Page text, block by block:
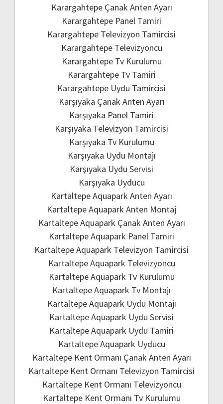
Karargahtepe Çanak Anten Ayarı
Karargahtepe Panel Tamiri
Karargahtepe Televizyon Tamircisi
Karargahtepe Televizyoncu
Karargahtepe Tv Kurulumu
Karargahtepe Tv Tamiri
Karargahtepe Uydu Tamircisi
Karşıyaka Çanak Anten Ayarı
Karşıyaka Panel Tamiri
Karşıyaka Televizyon Tamircisi
Karşıyaka Tv Kurulumu
Karşıyaka Uydu Montajı
Karşıyaka Uydu Servisi
Karşıyaka Uyducu
Kartaltepe Aquapark Anten Ayarı
Kartaltepe Aquapark Anten Montaj
Kartaltepe Aquapark Çanak Anten Ayarı
Kartaltepe Aquapark Panel Tamiri
Kartaltepe Aquapark Televizyon Tamircisi
Kartaltepe Aquapark Televizyoncu
Kartaltepe Aquapark Tv Kurulumu
Kartaltepe Aquapark Tv Montajı
Kartaltepe Aquapark Uydu Montajı
Kartaltepe Aquapark Uydu Servisi
Kartaltepe Aquapark Uydu Tamiri
Kartaltepe Aquapark Uyducu
Kartaltepe Kent Ormanı Çanak Anten Ayarı
Kartaltepe Kent Ormanı Televizyon Tamircisi
Kartaltepe Kent Ormanı Televizyoncu
Kartaltepe Kent Ormanı Tv Kurulumu